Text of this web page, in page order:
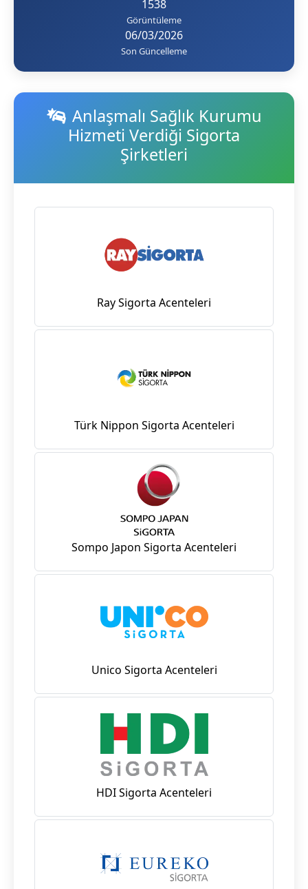
1538
Görüntüleme
06/03/2026
Son Güncelleme
Anlaşmalı Sağlık Kurumu
Hizmeti Verdiği Sigorta
Şirketleri
Ray Sigorta Acenteleri
Türk Nippon Sigorta Acenteleri
Sompo Japon Sigorta Acenteleri
Unico Sigorta Acenteleri
HDI Sigorta Acenteleri